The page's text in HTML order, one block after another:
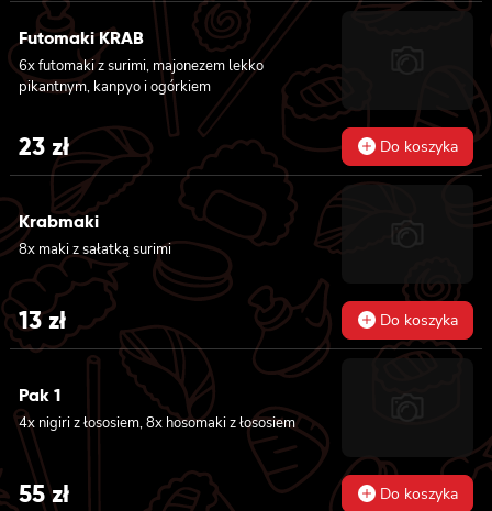
Futomaki KRAB
6x futomaki z surimi, majonezem lekko
pikantnym, kanpyo i ogórkiem
23 zł Do koszyka
Krabmaki
8x maki z sałatką surimi
13zł Do koszyka
Pak 1
4x nigiri z łososiem, 8x hosomaki z łososiem
55zł Do koszyka